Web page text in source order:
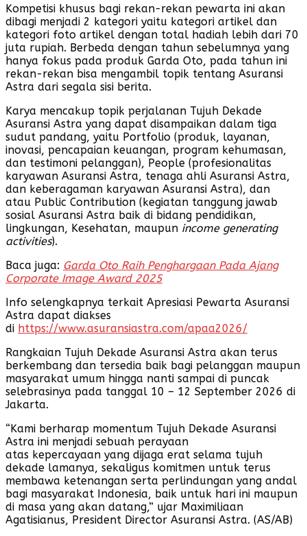
Kompetisi khusus bagi rekan-rekan pewarta ini akan
dibagi menjadi 2 kategori yaitu kategori artikel dan
kategori foto artikel dengan total hadiah lebih dari 70
juta rupiah. Berbeda dengan tahun sebelumnya yang
hanya fokus pada produk Garda Oto, pada tahun ini
rekan-rekan bisa mengambil topik tentang Asuransi
Astra dari segala sisi berita.
Karya mencakup topik perjalanan Tujuh Dekade
Asuransi Astra yang dapat disampaikan dalam tiga
sudut pandang, yaitu Portfolio (produk, layanan,
inovasi, pencapaian keuangan, program kehumasan,
dan testimoni pelanggan), People (profesionalitas
karyawan Asuransi Astra, tenaga ahli Asuransi Astra,
dan keberagaman karyawan Asuransi Astra), dan
atau Public Contribution (kegiatan tanggung jawab
sosial Asuransi Astra baik di bidang pendidikan,
lingkungan, Kesehatan, maupun income generating
activities).
Baca juga: Garda Oto Raih Penghargaan Pada Ajang
Corporate Image Award 2025
Info selengkapnya terkait Apresiasi Pewarta Asuransi
Astra dapat diakses
di https://www.asuransiastra.com/apaa2026/
Rangkaian Tujuh Dekade Asuransi Astra akan terus
berkembang dan tersedia baik bagi pelanggan maupun
masyarakat umum hingga nanti sampai di puncak
selebrasinya pada tanggal 10 – 12 September 2026 di
Jakarta.
“Kami berharap momentum Tujuh Dekade Asuransi
Astra ini menjadi sebuah perayaan
atas kepercayaan yang dijaga erat selama tujuh
dekade lamanya, sekaligus komitmen untuk terus
membawa ketenangan serta perlindungan yang andal
bagi masyarakat Indonesia, baik untuk hari ini maupun
di masa yang akan datang,” ujar Maximiliaan
Agatisianus, President Director Asuransi Astra. (AS/AB)